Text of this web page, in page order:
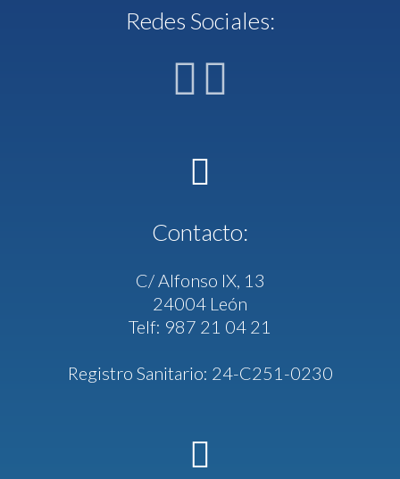
Redes Sociales:
Contacto:
C/ Alfonso IX, 13
24004 León
Telf: 987 21 04 21
Registro Sanitario: 24-C251-0230